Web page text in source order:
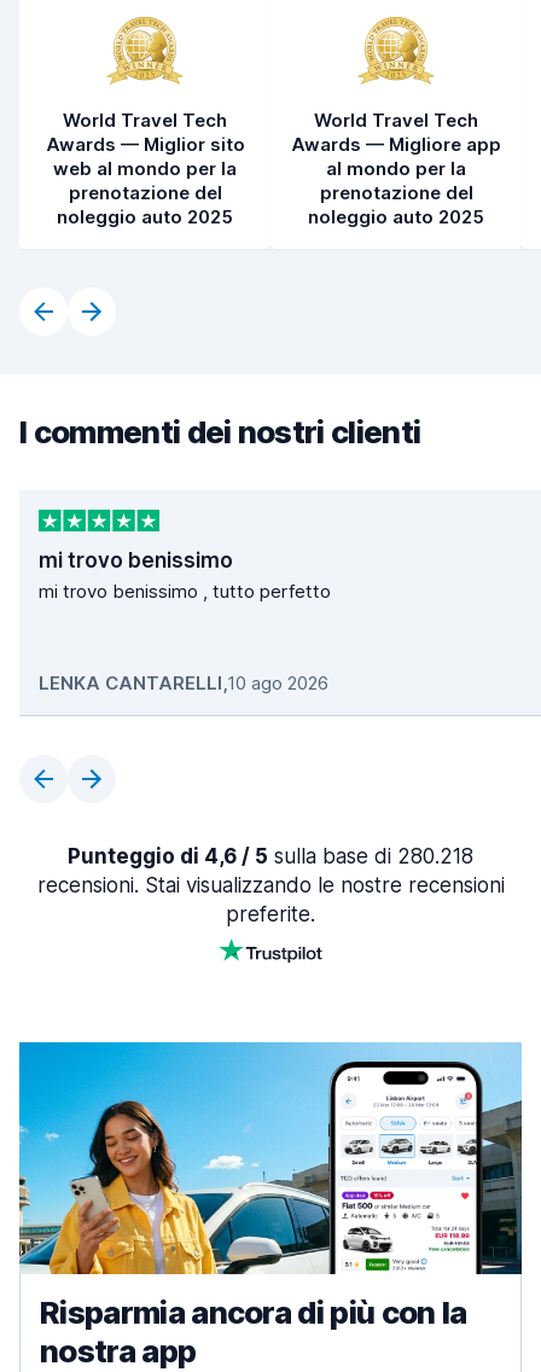
World Travel Tech
Awards — Miglior sito
web al mondo per la
prenotazione del
noleggio auto 2025
World Travel Tech
Awards — Migliore app
al mondo per la
prenotazione del
noleggio auto 2025
I commenti dei nostri clienti
mi trovo benissimo
mi trovo benissimo , tutto perfetto
LENKA CANTARELLI,10 ago 2026
Punteggio di 4,6 / 5 sulla base di 280.218
recensioni. Stai visualizzando le nostre recensioni
preferite.
Risparmia ancora di più con la
nostra app